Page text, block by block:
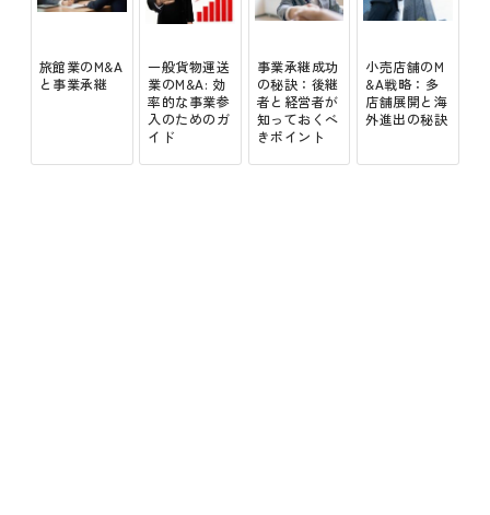
旅館業のM&A
と事業承継
一般貨物運送
業のM&A: 効
率的な事業参
入のためのガ
イド
事業承継成功
の秘訣：後継
者と経営者が
知っておくべ
きポイント
小売店舗のM
&A戦略：多
店舗展開と海
外進出の秘訣